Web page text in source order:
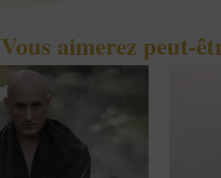
Vous aimerez peut-